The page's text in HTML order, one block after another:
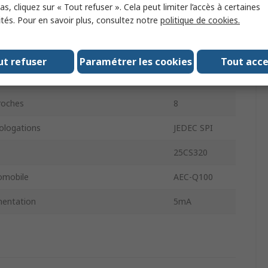
minimum 1.7V
de fonctionnement -40°C
8
JEDEC SPI
25CS320
AEC-Q100
5mA
cliquez sur « Tout refuser ». Cela peut limiter l’accès à certaines
Pour en savoir plus, consultez notre politique de cookies.
Tout
Paramétrer les cookies
refuser